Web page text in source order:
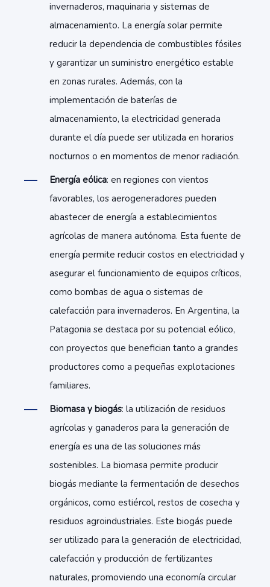
invernaderos, maquinaria y sistemas de
almacenamiento. La energía solar permite
reducir la dependencia de combustibles fósiles
y garantizar un suministro energético estable
en zonas rurales. Además, con la
implementación de baterías de
almacenamiento, la electricidad generada
durante el día puede ser utilizada en horarios
nocturnos o en momentos de menor radiación.
Energía eólica: en regiones con vientos
favorables, los aerogeneradores pueden
abastecer de energía a establecimientos
agrícolas de manera autónoma. Esta fuente de
energía permite reducir costos en electricidad y
asegurar el funcionamiento de equipos críticos,
como bombas de agua o sistemas de
calefacción para invernaderos. En Argentina, la
Patagonia se destaca por su potencial eólico,
con proyectos que benefician tanto a grandes
productores como a pequeñas explotaciones
familiares.
Biomasa y biogás: la utilización de residuos
agrícolas y ganaderos para la generación de
energía es una de las soluciones más
sostenibles. La biomasa permite producir
biogás mediante la fermentación de desechos
orgánicos, como estiércol, restos de cosecha y
residuos agroindustriales. Este biogás puede
ser utilizado para la generación de electricidad,
calefacción y producción de fertilizantes
naturales, promoviendo una economía circular